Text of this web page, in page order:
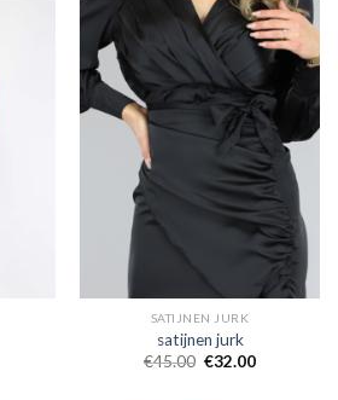
SATIJNEN JURK
satijnen jurk
€45.00 €32.00